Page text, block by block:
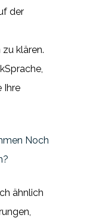
der
klären.
Ihre
Noch
ähnlich